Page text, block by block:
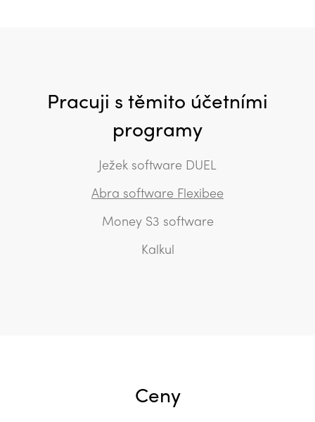
Pracuji s těmito účetními
programy
Ježek software DUEL
Abra software Flexibee
Money S3 software
Kalkul
Ceny